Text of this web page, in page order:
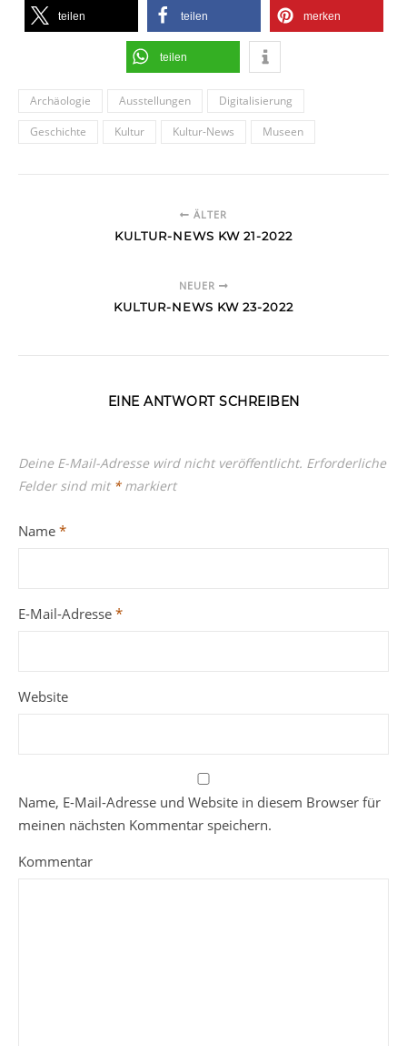
teilen teilen merken
teilen
Archäologie Ausstellungen
Digitalisierung
Geschichte
Kultur Kultur-News Museen
ÄLTER
KULTUR-NEWS KW 21-2022
NEUER
KULTUR-NEWS KW 23-2022
EINE ANTWORT SCHREIBEN
Deine E-Mail-Adresse wird nicht veröffentlicht. Erforderliche
Felder sind mit *markiert
Name *
E-Mail-Adresse *
Website
Name, E-Mail-Adresse und Website in diesem Browser für
meinen nächsten Kommentar speichern.
Kommentar